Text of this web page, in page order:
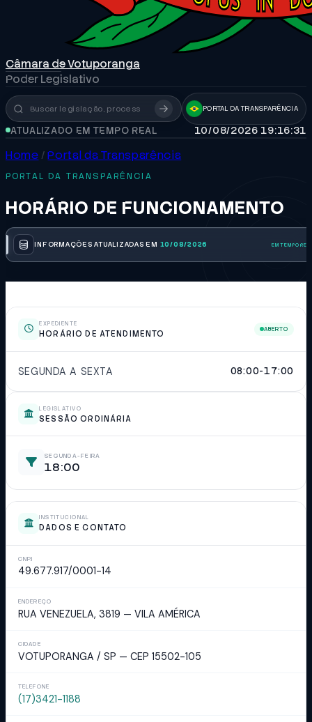
Câmara de Votuporanga
Poder Legislativo
Busca no portal PORTAL DA TRANSPARÊNCIA
ATUALIZADO EM TEMPO REAL 10/08/2026 19:16:32
Home / Portal da Transparência
PORTAL DA TRANSPARÊNCIA
HORÁRIO DE FUNCIONAMENTO
INFORMAÇÕES ATUALIZADAS EM 10/08/2026
EXPEDIENTE
HORÁRIO DE ATENDIMENTO ABERTO
SEGUNDA A SEXTA 08:00-17:00
LEGISLATIVO
SESSÃO ORDINÁRIA
SEGUNDA-FEIRA
18:00
INSTITUCIONAL
DADOS E CONTATO
CNPJ
49.677.917/0001-14
ENDEREÇO
RUA VENEZUELA, 3819 — VILA AMÉRICA
CIDADE
VOTUPORANGA / SP — CEP 15502-105
TELEFONE
(17)3421-1188